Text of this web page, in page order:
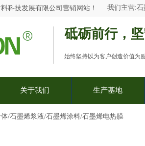
科技发展有限公司 营销网站 ！ 我们主营:石
砥砺前行，
始终坚持以为客户创造价值为
关于我们 生产基地
/石墨烯浆液/石墨烯涂料/石墨烯电热膜